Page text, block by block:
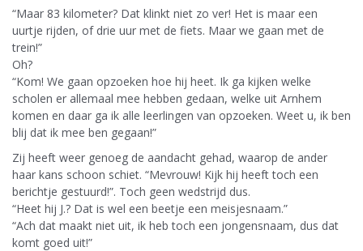
“Maar 83 kilometer? Dat klinkt niet zo ver! Het is maar een
uurtje rijden, of drie uur met de fiets. Maar we gaan met de
trein!”
Oh?
“Kom! We gaan opzoeken hoe hij heet. Ik ga kijken welke
scholen er allemaal mee hebben gedaan, welke uit Arnhem
komen en daar ga ik alle leerlingen van opzoeken. Weet u, ik ben
blij dat ik mee ben gegaan!”
Zij heeft weer genoeg de aandacht gehad, waarop de ander
haar kans schoon schiet. “Mevrouw! Kijk hij heeft toch een
berichtje gestuurd!”. Toch geen wedstrijd dus.
“Heet hij J.? Dat is wel een beetje een meisjesnaam.”
“Ach dat maakt niet uit, ik heb toch een jongensnaam, dus dat
komt goed uit!”